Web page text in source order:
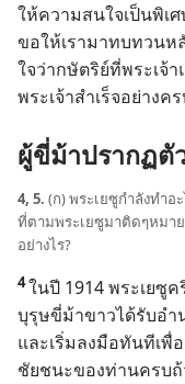
ให้ความสนใจเป็นพิเ
ขอให้เรามาทบทวนห
ใจว่ากษัตริย์ที่พระเจ้า
พระเจ้าสำเร็จอย่างค
ผู้ขี่ม้าปรากฏตั
4, 5. (ก) พระเยซูกำลังทำอ
ที่ตามพระเยซูมาติดๆหมาย
อย่างไร?
4ในปี 1914 พระเยซูค
บุรุษขี่ม้าขาวได้รับอำ
และเริ่มลงมือทันทีเพื่อ
ชัยชนะของท่านครบ